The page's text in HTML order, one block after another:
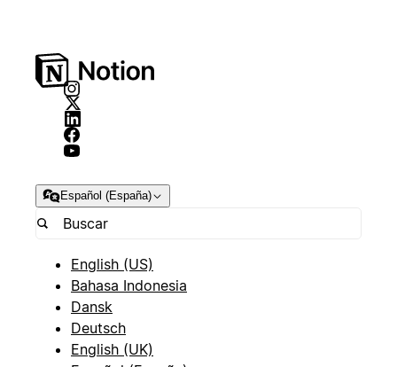
Español (España)
English (US)
Bahasa Indonesia
Dansk
Deutsch
English (UK)